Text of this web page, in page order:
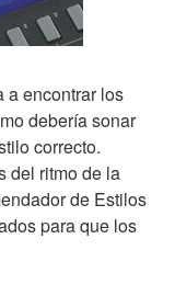
a encontrar los
debería sonar
correcto.
del ritmo de la
de Estilos
para que los